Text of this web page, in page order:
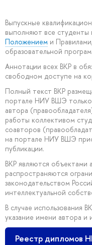
Выпускные
выполняют все студенты
Положением и
образовательной
Аннотации всех ВКР в
свободном доступе на
Полный текст ВКР
портале НИУ ВШЭ только
автора
работы коллективом
соавторов
на портале НИУ ВШЭ
публикации.
ВКР являются объектами
распространяются
законодательством
интеллектуальной
В случае использования
указание имени автора и
Реестр дипломов